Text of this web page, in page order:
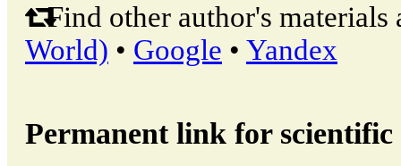
Find other author's materials
World) • Google • Yandex
Permanent link for